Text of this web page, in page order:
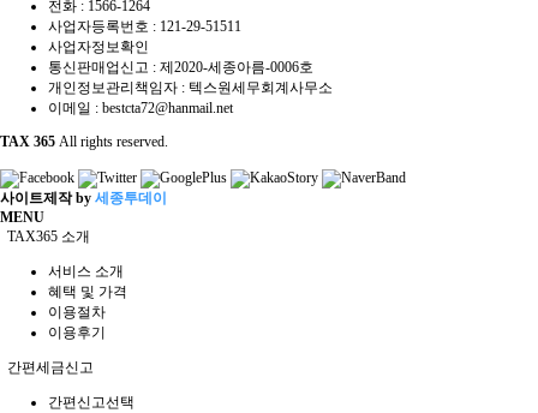
전화 : 1566-1264
사업자등록번호 : 121-29-51511
사업자정보확인
통신판매업신고 : 제2020-세종아름-0006호
개인정보관리책임자 : 텍스원세무회계사무소
이메일 : bestcta72@hanmail.net
TAX 365 All rights reserved.
사이트제작 by 세종투데이
MENU
TAX365 소개
서비스 소개
혜택 및 가격
이용절차
이용후기
간편세금신고
간편신고선택